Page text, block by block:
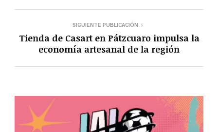
SIGUIENTE PUBLICACIÓN
Tienda de Casart en Pátzcuaro impulsa la
economía artesanal de la región